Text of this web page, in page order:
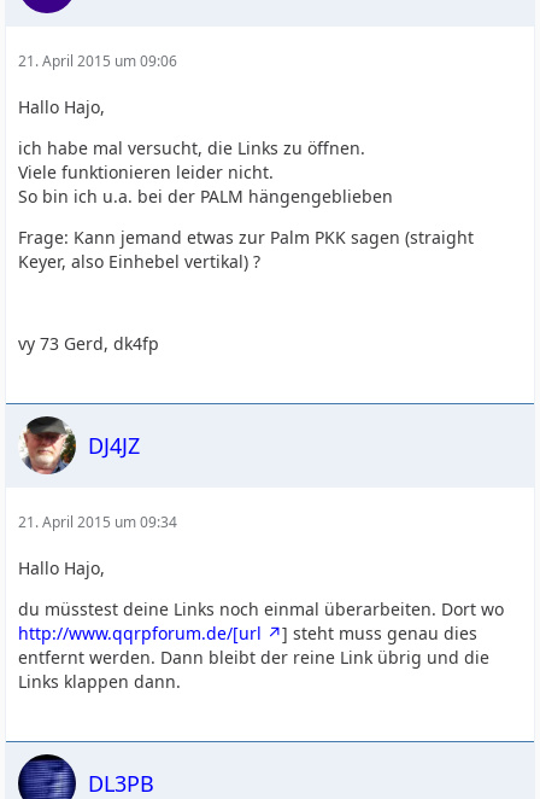
21. April 2015 um 09:06
Hallo Hajo,
ich habe mal versucht, die Links zu öffnen.
Viele funktionieren leider nicht.
So bin ich u.a. bei der PALM hängengeblieben
Frage: Kann jemand etwas zur Palm PKK sagen (straight
Keyer, also Einhebel vertikal) ?
vy 73 Gerd, dk4fp
DJ4JZ
21. April 2015 um 09:34
Hallo Hajo,
du müsstest deine Links noch einmal überarbeiten. Dort wo
http://www.qqrpforum.de/[url
] steht muss genau dies
entfernt werden. Dann bleibt der reine Link übrig und die
Links klappen dann.
DL3PB